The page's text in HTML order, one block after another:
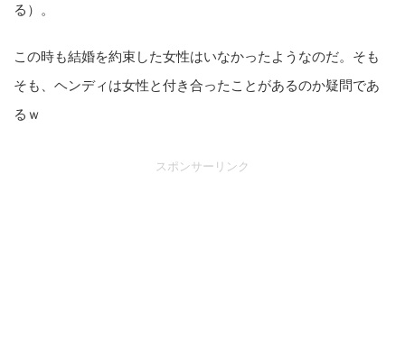
る）。
この時も結婚を約束した女性はいなかったようなのだ。そも
そも、ヘンディは女性と付き合ったことがあるのか疑問であ
るｗ
スポンサーリンク